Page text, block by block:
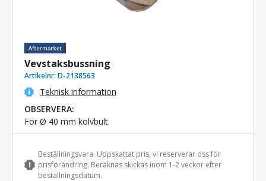
Vevstaksbussning
Artikelnr: D-2138563
Teknisk information
OBSERVERA:
För Ø 40 mm kolvbult.
Beställningsvara. Uppskattat pris, vi reserverar oss för
prisförändring. Beräknas skickas inom 1-2 veckor efter
beställningsdatum.